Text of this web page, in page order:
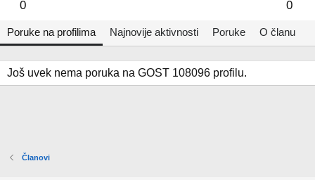
0 0
Poruke na profilima Najnovije aktivnosti Poruke O članu
Još uvek nema poruka na GOST 108096 profilu.
Članovi